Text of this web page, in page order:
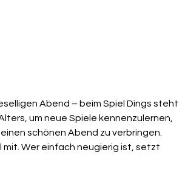
Abend – beim Spiel Dings steht
um neue Spiele kennenzulernen,
schönen Abend zu verbringen.
Wer einfach neugierig ist, setzt